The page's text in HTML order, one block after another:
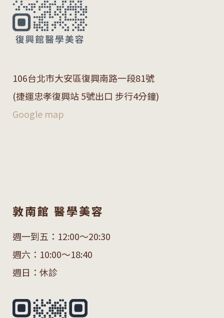
106台北市大安區復興南路一段81號
(捷運忠孝復興站 5號出口 步行4分鐘)
Google map
敦南館 醫學美容
週一到五：12:00～20:30
週六：10:00～18:40
週日：休診